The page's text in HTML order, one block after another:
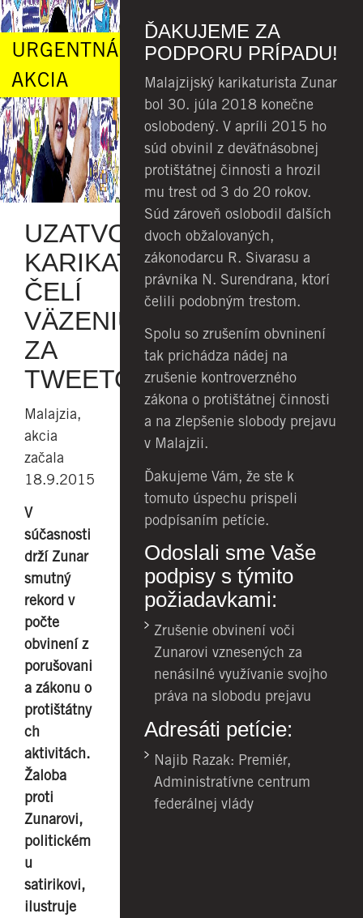
URGENTNÁ
AKCIA
UZATVORENÉ:
KARIKATURISTA
ČELÍ
VÄZENIU
ZA
TWEETOVANIE
Malajzia,
akcia
začala
18.9.2015
V
súčasnosti
drží Zunar
smutný
rekord v
počte
obvinení z
porušovani
a zákonu o
protištátny
ch
aktivitách.
Žaloba
proti
Zunarovi,
politickém
u
satirikovi,
ilustruje
ĎAKUJEME ZA
PODPORU PRÍPADU!
Malajzijský karikaturista Zunar
bol 30. júla 2018 konečne
oslobodený. V apríli 2015 ho
súd obvinil z deväťnásobnej
protištátnej činnosti a hrozil
mu trest od 3 do 20 rokov.
Súd zároveň oslobodil ďalších
dvoch obžalovaných,
zákonodarcu R. Sivarasu a
právnika N. Surendrana, ktorí
čelili podobným trestom.
Spolu so zrušením obvninení
tak prichádza nádej na
zrušenie kontroverzného
zákona o protištátnej činnosti
a na zlepšenie slobody prejavu
v Malajzii.
Ďakujeme Vám, že ste k
tomuto úspechu prispeli
podpísaním petície.
Odoslali sme Vaše
podpisy s týmito
požiadavkami:
Zrušenie obvinení voči
Zunarovi vznesených za
nenásilné využívanie svojho
práva na slobodu prejavu
Adresáti petície:
Najib Razak: Premiér,
Administratívne centrum
federálnej vlády